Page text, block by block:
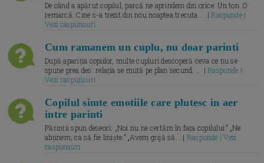
De când a apărut copilul, parcă ne aprindem din orice. Un ton. O
remarcă. Cine s-a trezit din nou noaptea trecuta.... |Raspunde |
Vezi raspunsuri
Cum ramanem un cuplu, nu doar parinti
După apariția copiilor, multe cupluri descoperă ceva ce nu se
spune prea des: relația se mută pe plan secund. ... |Raspunde |
Vezi raspunsuri
Copilul simte emotiile care plutesc in aer
intre parinti
Părinții spun deseori: „Noi nu ne certăm în fața copilului.” „Ne
abținem, ca să fie liniște.” „Avem grijă să... | Raspunde | Vezi
raspunsuri